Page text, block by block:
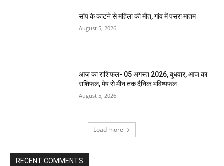
सांप के काटने से महिला की मौत, गांव में पसरा मातम
August 5, 2026
आज का राशिफल- 05 अगस्त 2026, बुधवार, आज का
राशिफल, मेष से मीन तक दैनिक भविष्यफल
August 5, 2026
Load more
RECENT COMMENTS